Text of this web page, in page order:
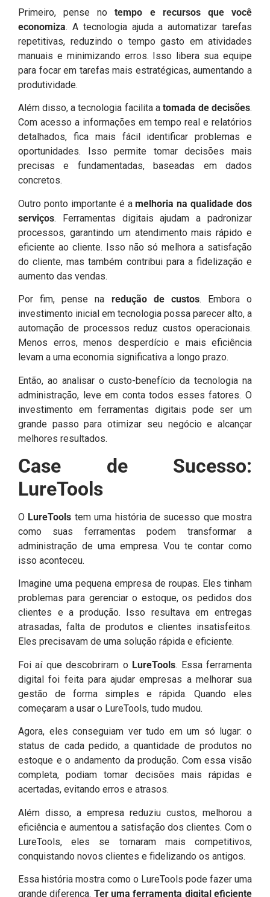
Primeiro, pense notempo e recursos que você
economiza. A tecnologia ajuda a automatizar tarefas
repetitivas, reduzindo o tempo gasto em atividades
manuais e minimizando erros. Isso libera sua equipe
para focar em tarefas mais estratégicas, aumentando a
produtividade.
Além disso, a tecnologia facilita a tomada de decisões.
Com acesso a informações em tempo real e relatórios
detalhados, fica mais fácil identificar problemas e
oportunidades. Isso permite tomar decisões mais
precisas e fundamentadas, baseadas em dados
concretos.
Outro ponto importante é amelhoria na qualidade dos
serviços. Ferramentas digitais ajudam a padronizar
processos, garantindo um atendimento mais rápido e
eficiente ao cliente. Isso não só melhora a satisfação
do cliente, mas também contribui para a fidelização e
aumento das vendas.
Por fim, pense na redução de custos. Embora o
investimento inicial em tecnologia possa parecer alto, a
automação de processos reduz custos operacionais.
Menos erros, menos desperdício e mais eficiência
levam a uma economia significativa a longo prazo.
Então, ao analisar o custo-benefício da tecnologia na
administração, leve em conta todos esses fatores. O
investimento em ferramentas digitais pode ser um
grande passo para otimizar seu negócio e alcançar
melhores resultados.
Case de Sucesso:
LureTools
O LureTools tem uma história de sucesso que mostra
como suas ferramentas podem transformar a
administração de uma empresa. Vou te contar como
isso aconteceu.
Imagine uma pequena empresa de roupas. Eles tinham
problemas para gerenciar o estoque, os pedidos dos
clientes e a produção. Isso resultava em entregas
atrasadas, falta de produtos e clientes insatisfeitos.
Eles precisavam de uma solução rápida e eficiente.
Foi aí que descobriram o LureTools. Essa ferramenta
digital foi feita para ajudar empresas a melhorar sua
gestão de forma simples e rápida. Quando eles
começaram a usar o LureTools, tudo mudou.
Agora, eles conseguiam ver tudo em um só lugar: o
status de cada pedido, a quantidade de produtos no
estoque e o andamento da produção. Com essa visão
completa, podiam tomar decisões mais rápidas e
acertadas, evitando erros e atrasos.
Além disso, a empresa reduziu custos, melhorou a
eficiência e aumentou a satisfação dos clientes. Com o
LureTools, eles se tornaram mais competitivos,
conquistando novos clientes e fidelizando os antigos.
Essa história mostra como o LureTools pode fazer uma
grande diferença. Ter uma ferramenta digital eficiente